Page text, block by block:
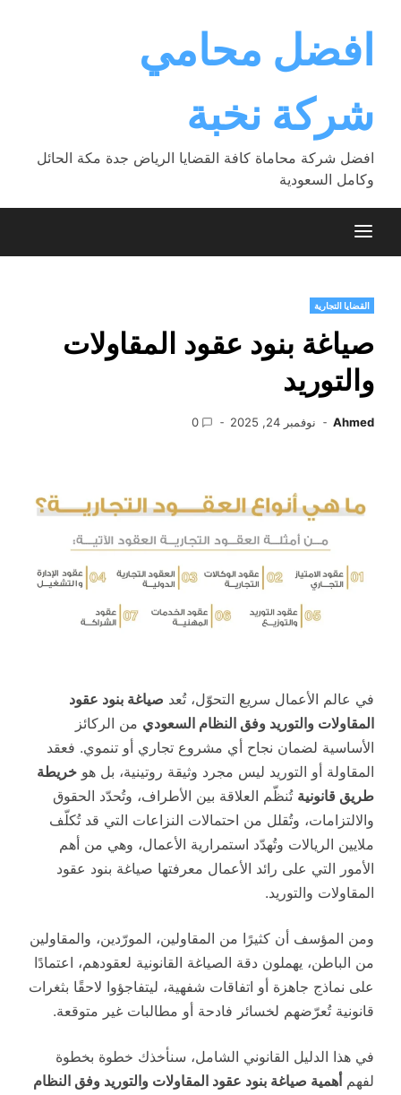
contentافضل محامي
شركة نخبة
افضل شركة محاماة كافة القضايا الرياض جدة مكة الحائل
وكامل السعودية
القضايا التجارية
صياغة بنود عقود المقاولات
والتوريد
Ahmed نوفمبر 24, 2025 0
في عالم الأعمال سريع التحوّل، تُعد صياغة بنود عقود
المقاولات والتوريد وفق النظام السعودي من الركائز
الأساسية لضمان نجاح أي مشروع تجاري أو تنموي. فعقد
المقاولة أو التوريد ليس مجرد وثيقة روتينية، بل هو خريطة
طريق قانونية تُنظّم العلاقة بين الأطراف، وتُحدّد الحقوق
والالتزامات، وتُقلل من احتمالات النزاعات التي قد تُكلّف
ملايين الريالات وتُهدّد استمرارية الأعمال، وهي من أهم
الأمور التي على رائد الأعمال معرفتها صياغة بنود عقود
المقاولات والتوريد.
ومن المؤسف أن كثيرًا من المقاولين، المورّدين، والمقاولين
من الباطن، يهملون دقة الصياغة القانونية لعقودهم، اعتمادًا
على نماذج جاهزة أو اتفاقات شفهية، ليتفاجؤوا لاحقًا بثغرات
قانونية تُعرّضهم لخسائر فادحة أو مطالبات غير متوقعة.
في هذا الدليل القانوني الشامل، سنأخذك خطوة بخطوة
لفهم أهمية صياغة بنود عقود المقاولات والتوريد وفق النظام